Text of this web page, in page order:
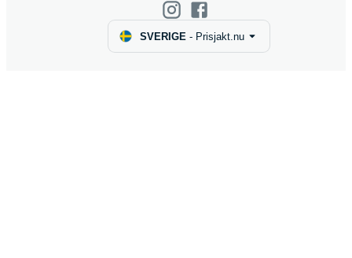
SVERIGE - Prisjakt.nu